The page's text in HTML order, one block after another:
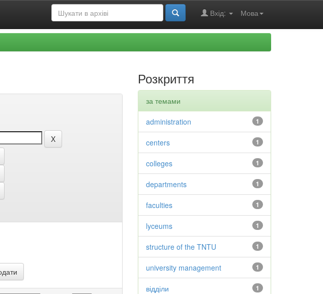
Мова
Вхід:
Розкриття
за темами
1
administration
1
centers
1
colleges
1
departments
1
faculties
1
lyceums
1
structure of the TNTU
1
university management
1
відділи